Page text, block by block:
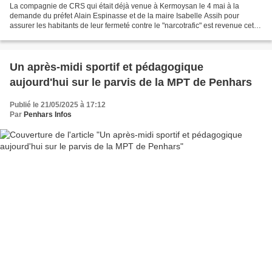
La compagnie de CRS qui était déjà venue à Kermoysan le 4 mai à la
demande du préfet Alain Espinasse et de la maire Isabelle Assih pour
assurer les habitants de leur fermeté contre le "narcotrafic" est revenue cet
Un après-midi sportif et pédagogique
aujourd'hui sur le parvis de la MPT de Penhars
Publié le 21/05/2025 à 17:12
Par Penhars Infos